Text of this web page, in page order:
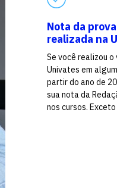
Nota da
realizada na
Se você realizou
Univates em
partir do ano de
sua nota da
nos cursos.